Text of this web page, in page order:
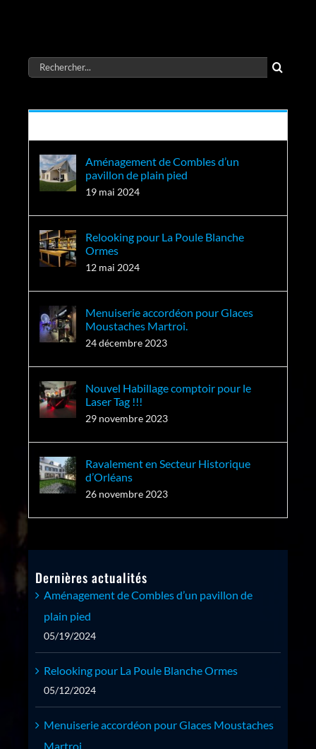
Rechercher:
Aménagement de Combles d’un
pavillon de plain pied
19 mai 2024
Relooking pour La Poule Blanche
Ormes
12 mai 2024
Menuiserie accordéon pour Glaces
Moustaches Martroi.
24 décembre 2023
Nouvel Habillage comptoir pour le
Laser Tag !!!
29 novembre 2023
Ravalement en Secteur Historique
d’Orléans
26 novembre 2023
Dernières actualités
Aménagement de Combles d’un pavillon de
plain pied
05/19/2024
Relooking pour La Poule Blanche Ormes
05/12/2024
Menuiserie accordéon pour Glaces Moustaches
Martroi.